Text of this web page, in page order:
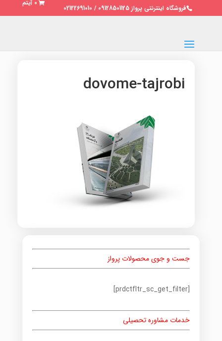
فروشگاه اینترنتی پرواز 09128501125 / 02122691010
0 آیتم
dovome-tajrobi
جست و جوی محصولات پرواز
[prdctfltr_sc_get_filter]
خدمات مشاوره تحصیلی